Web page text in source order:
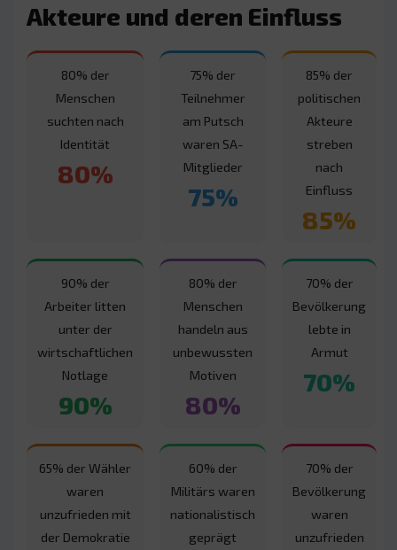
Akteure und deren Einfluss
80% der
Menschen
suchten nach
Identität
80%
75% der
Teilnehmer
am Putsch
waren SA-
Mitglieder
75%
85% der
politischen
Akteure
streben
nach
Einfluss
85%
90% der
Arbeiter litten
unter der
wirtschaftlichen
Notlage
90%
80% der
Menschen
handeln aus
unbewussten
Motiven
80%
70% der
Bevölkerung
lebte in
Armut
70%
65% der Wähler
waren
unzufrieden mit
der Demokratie
60% der
Militärs waren
nationalistisch
geprägt
70% der
Bevölkerung
waren
unzufrieden